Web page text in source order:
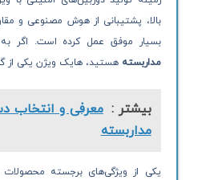
بالا، پشتیبانی از هوش مصنوعی و
بسیار موفق عمل کرده است. اگر
مداربسته هستید، هایک ویژن یکی از
بیشتر : معرفی و انتخاب
مداربسته
یکی از ویژگی‌های برجسته